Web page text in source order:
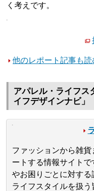
く考えです。
他のレポート記事も読
アパレル・ライフス
イフデザインナビ」
ファッションから雑
ートする情報サイト
やお困りごとに対す
ライフスタイルを扱